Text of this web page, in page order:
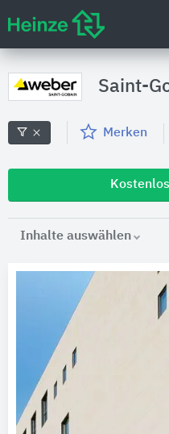
Saint-
Merken
Inhalte auswählen